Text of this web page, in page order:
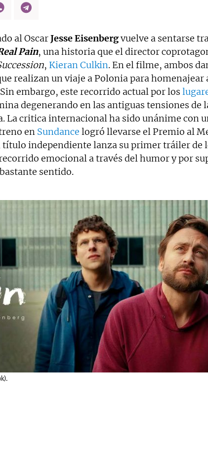
al OscarJesse Eisenbergvuelve a sentarse
Pain, una historia que el director
, Kieran Culkin. En el filme, ambos
realizan un viaje a Polonia para homenajear
embargo, este recorrido actual por los
degenerando en las antiguas tensiones de
La critica internacional ha sido unánime con
en Sundance logró llevarse el Premio al
título independiente lanza su primer tráiler de
emocional a través del humor y por
sentido.